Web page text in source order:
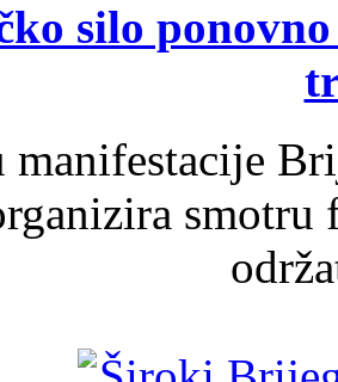
silo
manifestacije